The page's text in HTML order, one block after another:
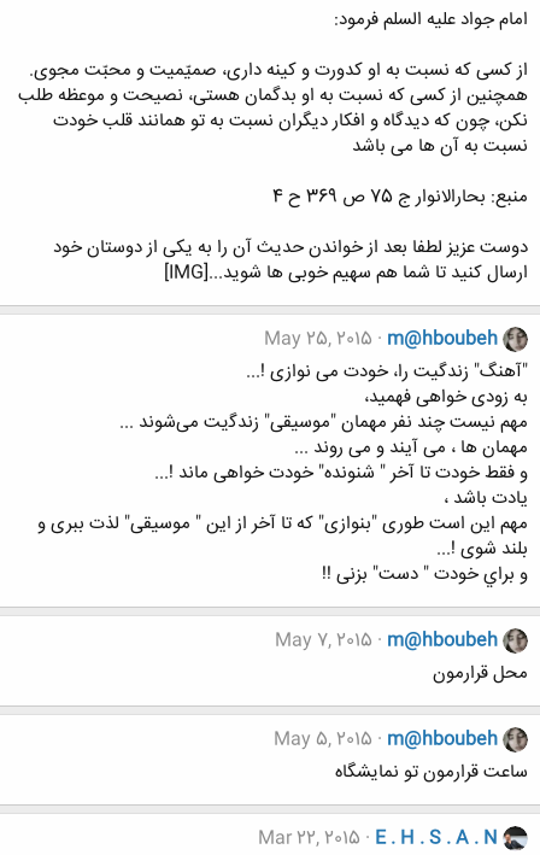
امام جواد علیه السلم فرمود:
از کسى که نسبت به او کدورت و کینه دارى، صمیّمیت و محبّت مجوى.
همچنین از کسى که نسبت به او بدگمان هستى، نصیحت و موعظه طلب
نکن، چون که دیدگاه و افکار دیگران نسبت به تو همانند قلب خودت
نسبت به آن ها مى باشد
منبع: بحارالانوار ج 75 ص 369 ح 4
دوست عزیز لطفا بعد از خواندن حدیث آن را به یکی از دوستان خود
ارسال کنید تا شما هم سهیم خوبی ها شوید...[IMG]
m@hboubeh
May 25, 2015
"ﺁﻫﻨﮓ" ﺯﻧﺪﮔﻴﺖ ﺭﺍ، ﺧﻮﺩﺕ ﻣﯽ ﻧﻮﺍﺯﯼ !...
ﺑﻪ ﺯﻭﺩﯼ ﺧﻮﺍﻫﯽ ﻓﻬﻤﻴﺪ،
ﻣﻬﻢ ﻧﻴﺴﺖ ﭼﻨﺪ ﻧﻔﺮ ﻣﻬﻤﺎﻥ "ﻣﻮﺳﻴﻘﯽ" ﺯﻧﺪﮔﯾﺖ ﻣﯽﺷﻮﻧﺪ ...
ﻣﻬﻤﺎﻥ ﻫﺎ ، ﻣﯽ ﺁﻳﻨﺪ ﻭ ﻣﯽ ﺭﻭﻧﺪ ...
ﻭ ﻓﻘﻂ ﺧﻮﺩﺕ ﺗﺎ ﺁﺧﺮ " ﺷﻨﻮﻧﺪﻩ" ﺧﻮﺩﺕ ﺧﻮﺍﻫﯽ ﻣﺎﻧﺪ !...
ﻳﺎﺩﺕ ﺑﺎﺷﺪ ،
ﻣﻬﻢ ﺍﻳﻦ ﺍﺳﺖ ﻃﻮﺭﯼ "ﺑﻨﻮﺍﺯﯼ" ﻛﻪ ﺗﺎ ﺁﺧﺮ ﺍﺯ ﺍﻳﻦ " ﻣﻮﺳﻴﻘﯽ" ﻟﺬﺕ ﺑﺒﺮﯼ ﻭ
ﺑﻠﻨﺪ ﺷﻮﯼ !...
ﻭ ﺑﺮﺍﻱ ﺧﻮﺩﺕ " ﺩﺳﺖ" ﺑﺰﻧﯽ !!
m@hboubeh
May 7, 2015
محل قرارمون
m@hboubeh
May 5, 2015
ساعت قرارمون تو نمایشگاه
E . H . S . A . N
Mar 22, 2015